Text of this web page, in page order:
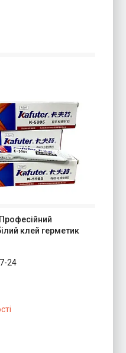
клей герметик
24